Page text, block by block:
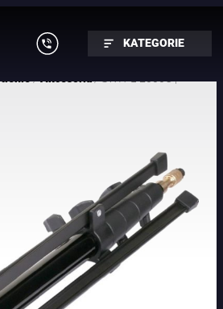
KATEGORIE
/
/ SWIT L-2000C |